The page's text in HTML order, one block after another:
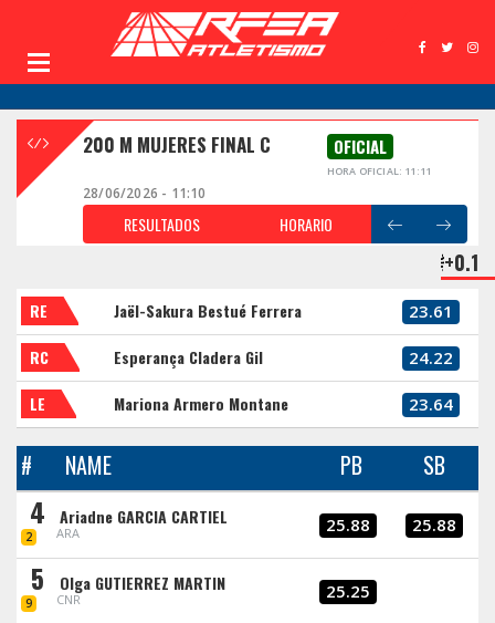
200 M MUJERES FINAL C OFICIAL
HORA OFICIAL: 11:11
28/06/2026 - 11:10
RESULTADOS HORARIO
+0.1
RE Jaël-Sakura Bestué Ferrera 23.61
RC Esperança Cladera Gil 24.22
LE Mariona Armero Montane 23.64
# NAME PB SB
4
2
Ariadne GARCIA CARTIEL
ARA 25.88 25.88
5
9
Olga GUTIERREZ MARTIN
CNR 25.25